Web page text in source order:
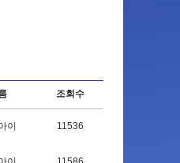
조회수
이 11536